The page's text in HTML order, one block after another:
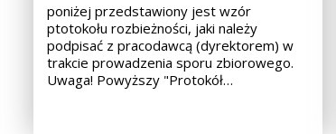
poniżej przedstawiony jest wzór
ptotokołu rozbieżności, jaki należy
podpisać z pracodawcą (dyrektorem) w
trakcie prowadzenia sporu zbiorowego.
Uwaga! Powyższy "Protokół…